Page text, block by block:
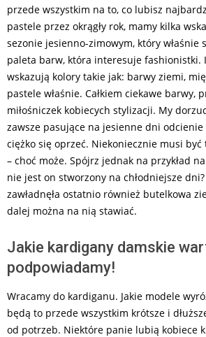
przede wszystkim na to, co lubisz
pastele przez okrągły rok, mamy kilka
sezonie jesienno-zimowym, który właśnie
paleta barw, która interesuje fashionistki.
wskazują kolory takie jak: barwy ziemi,
pastele właśnie. Całkiem ciekawe barwy,
miłośniczek kobiecych stylizacji. My
zawsze pasujące na jesienne dni
ciężko się oprzeć. Niekoniecznie musi być
– choć może. Spójrz jednak na przykład
nie jest on stworzony na chłodniejsze
zawładnęła ostatnio również butelkowa
dalej można na nią stawiać.
Jakie kardigany damskie
podpowiadamy!
Wracamy do kardiganu. Jakie modele
będą to przede wszystkim krótsze i
od potrzeb. Niektóre panie lubią kobiece